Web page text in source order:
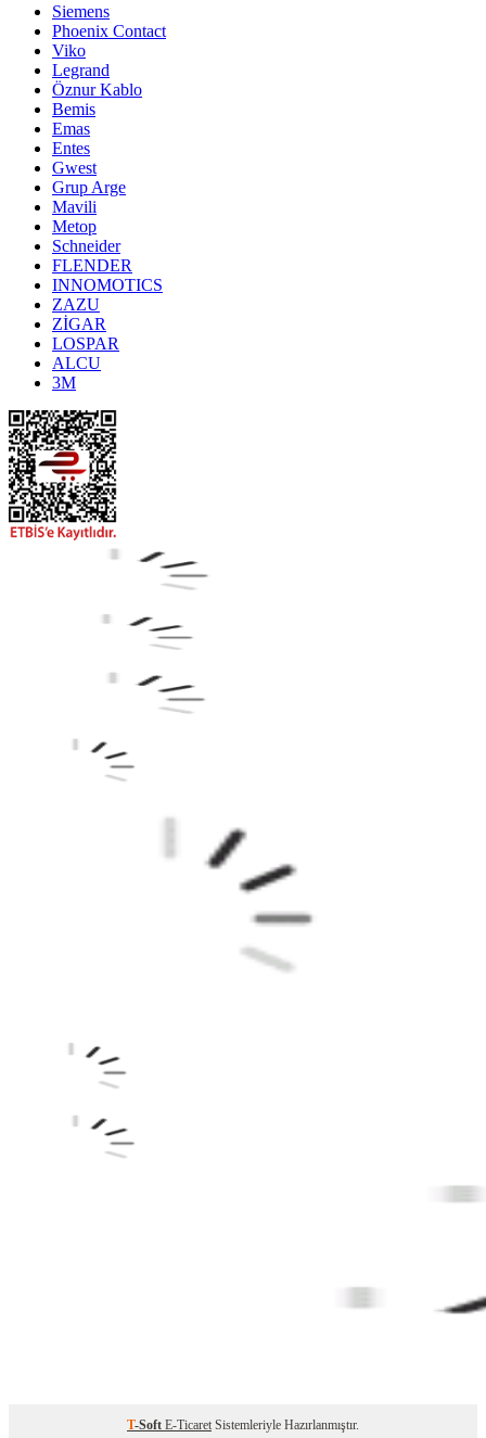
Siemens
Phoenix Contact
Viko
Legrand
Öznur Kablo
Bemis
Emas
Entes
Gwest
Grup Arge
Mavili
Metop
Schneider
FLENDER
INNOMOTICS
ZAZU
ZİGAR
LOSPAR
ALCU
3M
T-Soft E-Ticaret Sistemleriyle Hazırlanmıştır.